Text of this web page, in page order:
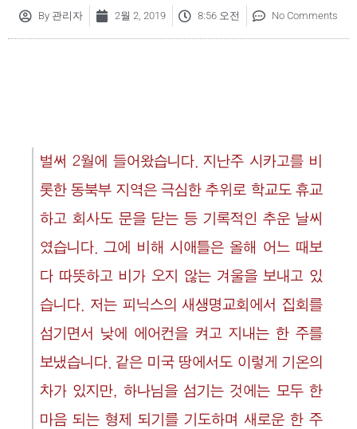
By 관리자 2월 2, 2019 8:56 오전 No Comments
벌써 2월에 들어왔습니다. 지난주 시카고를 비
롯한 동북부 지역은 극심한 추위로 학교도 휴교
하고 회사도 문을 닫는 등 기록적인 추운 날씨
였습니다. 그에 비해 시애틀은 올해 어느 때보
다 따뜻하고 비가 오지 않는 겨울을 보내고 있
습니다. 저는 피닉스의 새생명교회에서 집회를
섬기면서 낮에 에어컨을 켜고 지내는 한 주를
보냈습니다. 같은 미국 땅에서도 이렇게 기온의
차가 있지만, 하나님을 섬기는 것에는 모두 한
마음 되는 형제 되기를 기도하며 새로운 한 주